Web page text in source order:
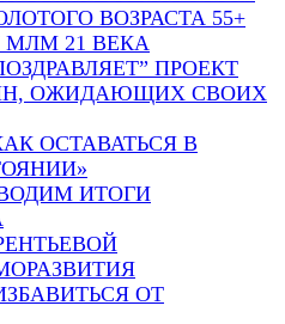
ВОЗРАСТА 55+
21 ВЕКА
ПРОЕКТ
ОЖИДАЮЩИХ СВОИХ
ОСТАВАТЬСЯ В
ИТОГИ
ОТ